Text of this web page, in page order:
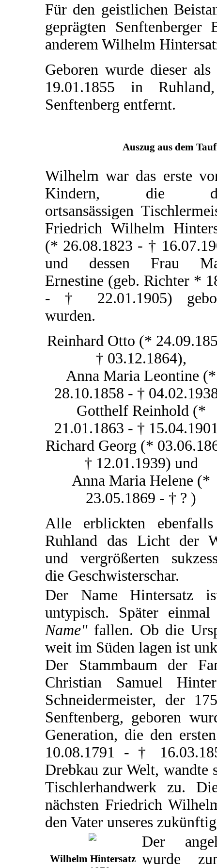
Für den geistlichen
geprägten
anderem Wilhelm
Geboren wurde dieser
19.01.1855 in
Senftenberg entfernt.
Auszug aus dem
Wilhelm war das erste
Kindern, die
ortsansässigen
Friedrich Wilhelm
(* 26.08.1823 - †
und dessen Frau
Ernestine (geb. Richter *
- † 22.01.1905)
wurden.
Reinhard Otto (*
† 03.12.1864),
Anna Maria Leontine (*
28.10.1858 - †
Gotthelf Reinhold (*
21.01.1863 - †
Richard Georg (*
† 12.01.1939) und
Anna Maria Helene (*
23.05.1869 - † ? )
Alle erblickten
Ruhland das Licht der
und vergrößerten
die Geschwisterschar.
Der Name Hintersatz
untypisch. Später
Name"fallen. Ob die
weit im Süden lagen ist
Der Stammbaum der
Christian Samuel
Schneidermeister, der
Senftenberg, geboren
Generation, die den
10.08.1791 - †
Drebkau zur Welt, wandte
Tischlerhandwerk zu.
nächsten Friedrich
den Vater unseres
Wilhelm Hintersatz
Der
wurde